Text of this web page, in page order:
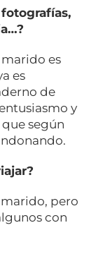
es
es
de
y
según
pero
con